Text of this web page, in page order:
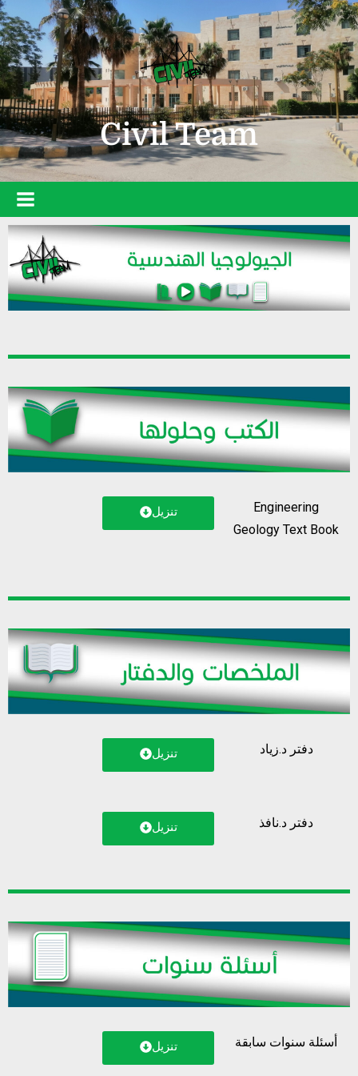
Civil Team
Engineering
Geology Text Book
تنزيل
دفتر د.زياد تنزيل
دفتر د.نافذ تنزيل
أسئلة سنوات سابقة تنزيل